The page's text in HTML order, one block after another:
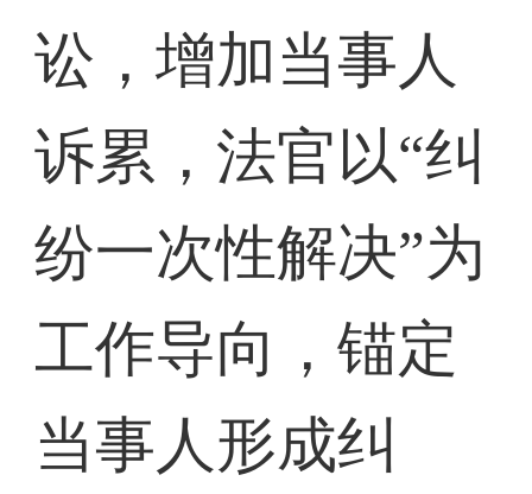
讼，增加当事人
诉累，法官以“纠
纷一次性解决”为
工作导向，锚定
当事人形成纠